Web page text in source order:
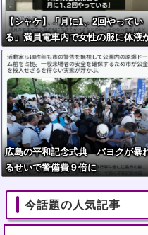
【シャケ】「月に1、2回やってい
る」満員電車内で女性の服に体液
けるなどのわいせつ行為か 学習
経営の60歳男を逮捕 警視庁
広島の平和記念式典 パヨクが暴
るせいで警備費９倍に
今話題の人気記事